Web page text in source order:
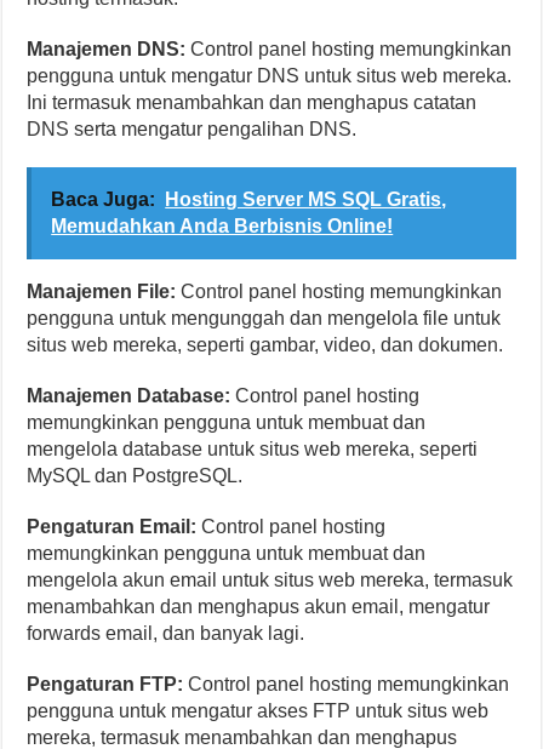
Manajemen DNS: Control panel hosting memungkinkan
pengguna untuk mengatur DNS untuk situs web mereka.
Ini termasuk menambahkan dan menghapus catatan
DNS serta mengatur pengalihan DNS.
Baca Juga:
Hosting Server MS SQL Gratis,
Memudahkan Anda Berbisnis Online!
Manajemen File: Control panel hosting memungkinkan
pengguna untuk mengunggah dan mengelola file untuk
situs web mereka, seperti gambar, video, dan dokumen.
Manajemen Database: Control panel hosting
memungkinkan pengguna untuk membuat dan
mengelola database untuk situs web mereka, seperti
MySQL dan PostgreSQL.
Pengaturan Email: Control panel hosting
memungkinkan pengguna untuk membuat dan
mengelola akun email untuk situs web mereka, termasuk
menambahkan dan menghapus akun email, mengatur
forwards email, dan banyak lagi.
Pengaturan FTP: Control panel hosting memungkinkan
pengguna untuk mengatur akses FTP untuk situs web
mereka, termasuk menambahkan dan menghapus